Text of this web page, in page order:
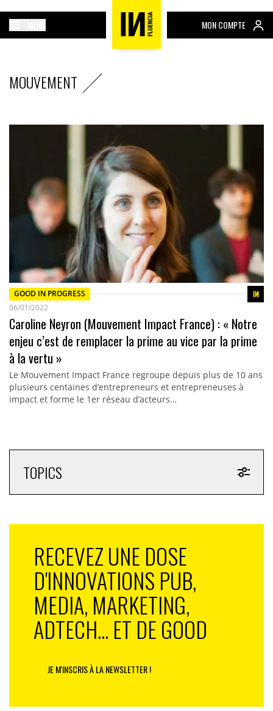
MON COMPTE
MOUVEMENT
GOOD IN PROGRESS
06/01/2022
Caroline Neyron (Mouvement Impact France) : « Notre
enjeu c’est de remplacer la prime au vice par la prime
à la vertu »
Le Mouvement Impact France regroupe depuis plus de 10 ans
plusieurs centaines d’entrepreneurs et entrepreneuses à
impact et forme le 1er réseau d’acteurs…
TOPICS
RECEVEZ UNE DOSE
D'INNOVATIONS PUB,
MEDIA, MARKETING,
ADTECH... ET DE GOOD
JE M'INSCRIS À LA NEWSLETTER !